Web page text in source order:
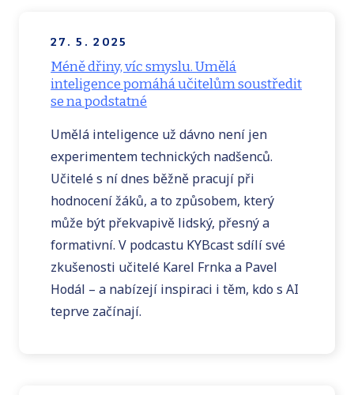
27. 5. 2025
Méně dřiny, víc smyslu. Umělá
inteligence pomáhá učitelům soustředit
se na podstatné
Umělá inteligence už dávno není jen
experimentem technických nadšenců.
Učitelé s ní dnes běžně pracují při
hodnocení žáků, a to způsobem, který
může být překvapivě lidský, přesný a
formativní. V podcastu KYBcast sdílí své
zkušenosti učitelé Karel Frnka a Pavel
Hodál – a nabízejí inspiraci i těm, kdo s AI
teprve začínají.